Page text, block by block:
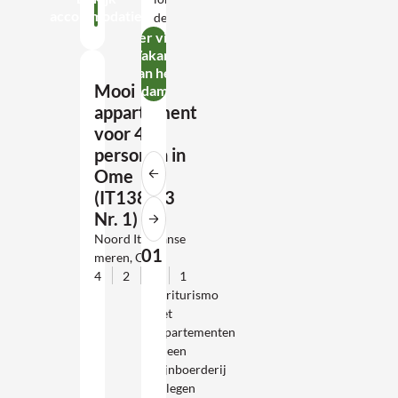
accommodatie
Mooi
appartement
voor 4
personen in
Ome
(IT1389-3
Nr. 1)
Noord Italiaanse
meren, Ome
4
2
1
Agriturismo
met
appartementen
en een
wijnboerderij
Gelegen
de natuur
Meer villa's
in Vakantie
aan het
Gardameer
01